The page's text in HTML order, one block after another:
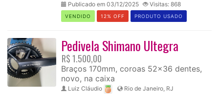
Publicado em 03/12/2025
Visitas: 868
VENDIDO 12% OFF PRODUTO USADO
Pedivela Shimano Ultegra
R$ 1.500,00
Braços 170mm, coroas 52x36 dentes,
novo, na caixa
Luiz Cláudio
Rio de Janeiro, RJ